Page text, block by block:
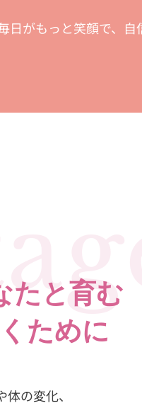
日がもっと笑顔で、
たと育む
ために
体の変化、